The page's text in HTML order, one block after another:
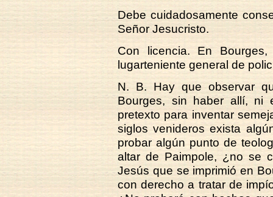
Debe cuidadosamente
Señor Jesucristo.
Con licencia. En
lugarteniente general de
N. B. Hay que observar
Bourges, sin haber allí, ni
pretexto para inventar
siglos venideros exista
probar algún punto de
altar de Paimpole, ¿no se
Jesús que se imprimió en
con derecho a tratar de